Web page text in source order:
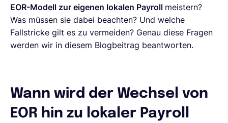
EOR-Modell zur eigenen lokalen Payroll meistern?
Was müssen sie dabei beachten? Und welche
Fallstricke gilt es zu vermeiden? Genau diese Fragen
werden wir in diesem Blogbeitrag beantworten.
Wann wird der Wechsel von
EOR hin zu lokaler Payroll